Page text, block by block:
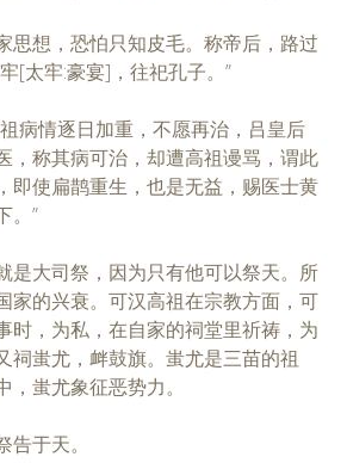
思想，恐怕只知皮毛。称帝后，路过
[太牢:豪宴]，往祀孔子。”
病情逐日加重，不愿再治，吕皇后
，称其病可治，却遭高祖谩骂，谓此
即使扁鹊重生，也是无益，赐医士黄
。”
是大司祭，因为只有他可以祭天。所
家的兴衰。可汉高祖在宗教方面，可
时，为私，在自家的祠堂里祈祷，为
祠蚩尤，衅鼓旗。蚩尤是三苗的祖
蚩尤象征恶势力。
于天。